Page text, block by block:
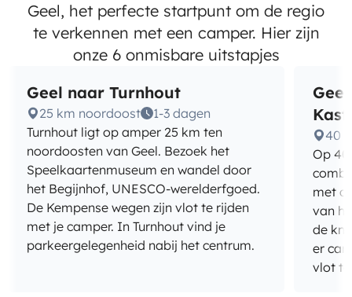
Geel, het perfecte startpunt om de regio
te verkennen met een camper. Hier zijn
onze 6 onmisbare uitstapjes
Geel naar Turnhout
25 km noordoost
1-3 dagen
Turnhout ligt op amper 25 km ten
noordoosten van Geel. Bezoek het
Speelkaartenmuseum en wandel door
het Begijnhof, UNESCO-werelderfgoed.
De Kempense wegen zijn vlot te rijden
met je camper. In Turnhout vind je
parkeergelegenheid nabij het centrum.
40
Op
met
van
de
er
vlot